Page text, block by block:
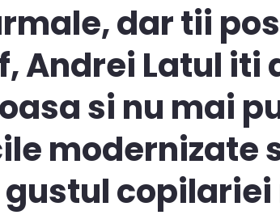
dar tii
Andrei Latul iti
si nu mai
modernizate